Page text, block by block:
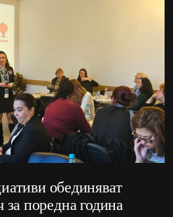
обединяват
поредна година